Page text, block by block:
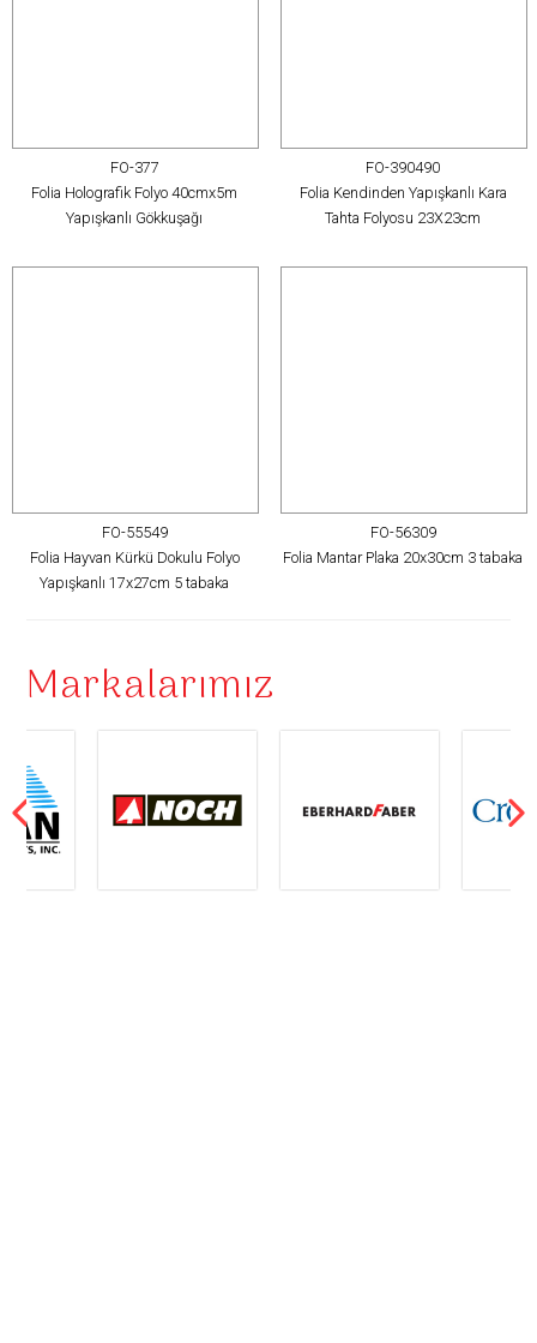
FO-377
Folia Holografik Folyo 40cmx5m
Yapışkanlı Gökkuşağı
FO-390490
Folia Kendinden Yapışkanlı Kara
Tahta Folyosu 23X23cm
FO-55549
Folia Hayvan Kürkü Dokulu Folyo
Yapışkanlı 17x27cm 5 tabaka
FO-56309
Folia Mantar Plaka 20x30cm 3 tabaka
Markalarımız